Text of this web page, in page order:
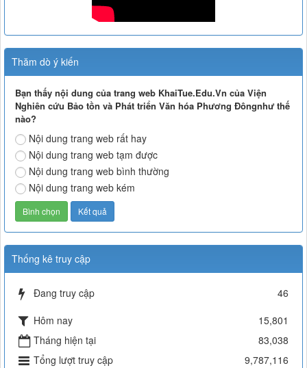
Thăm dò ý kiến
Bạn thấy nội dung của trang web KhaiTue.Edu.Vn của Viện
Nghiên cứu Bảo tồn và Phát triển Văn hóa Phương Đôngnhư thế
nào?
Nội dung trang web rất hay
Nội dung trang web tạm được
Nội dung trang web bình thường
Nội dung trang web kém
Thống kê truy cập
Đang truy cập
46
Hôm nay
15,801
Tháng hiện tại
83,038
Tổng lượt truy cập
9,787,116